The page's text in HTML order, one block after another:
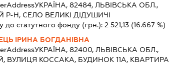
УКРАЇНА, 82484, ЛЬВІВСЬКА ОБЛ.,
Р-Н, СЕЛО ВЕЛИКІ ДІДУШИЧІ
до статутного фонду (грн.): 2 521,13(16.667 %)
ІРИНА БОГДАНІВНА
УКРАЇНА, 82400, ЛЬВІВСЬКА ОБЛ.,
ВУЛИЦЯ КОССАКА, БУДИНОК 11А, КВАРТИРА